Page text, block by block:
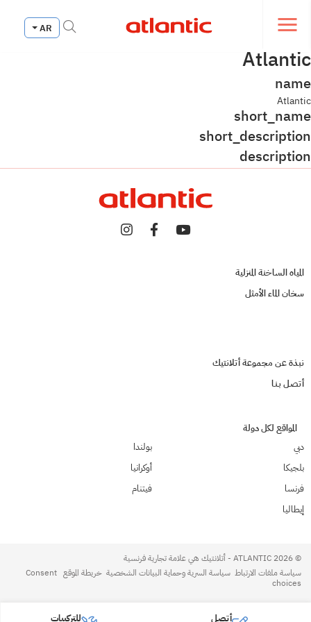
Ouvrir le menu de navigation
AR
أتصـل للتركيبات
Fermer le menu de
Atlantic
name
Atlantic
short_name
short_description
description
المياه الساخنة المنزلية
سخان الماء الأمثل
نبذة عن مجموعة أتلانتيك
أتصـل بـنـا
المواقع لكل دولة
دبي
بلجيكا
فرنسا
إيطاليا
بولندا
أوكرانيا
فيتنام
© 2026 ATLANTIC - أتلانتيك هي علامة تجارية فرنسية
سياسة ملفات الارتباط سياسة السرية وحماية البيانات الشخصية خريطة الموقع Consent
choices